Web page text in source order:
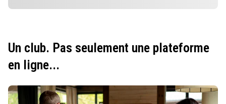
Un club. Pas seulement une plateforme
en ligne...